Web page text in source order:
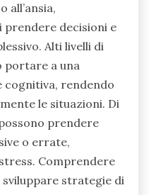
all’ansia,
prendere decisioni e
Alti livelli di
portare a una
cognitiva, rendendo
le situazioni. Di
prendere
o errate,
Comprendere
strategie di